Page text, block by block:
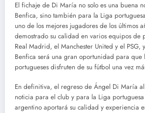
El fichaje de Di María no solo es una buena
Benfica, sino también para la Liga
uno de los mejores jugadores de los últimos
demostrado su calidad en varios equipos de
Real Madrid, el Manchester United y el PSG,
Benfica será una gran oportunidad para que
portugueses disfruten de su fútbol una vez
En definitiva, el regreso de Ángel Di María
noticia para el club y para la Liga
argentino aportará su calidad y experiencia